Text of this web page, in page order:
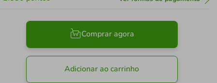
Comprar agora
Adicionar ao carrinho